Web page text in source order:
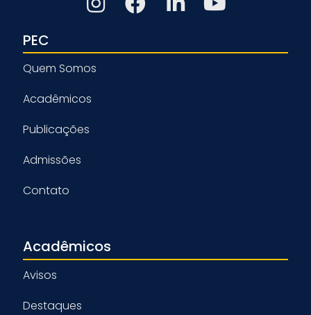
PEC
Quem Somos
Acadêmicos
Publicações
Admissões
Contato
Acadêmicos
Avisos
Destaques